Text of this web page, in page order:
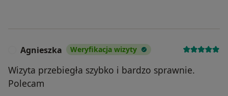
Agnieszka Weryfikacja wizyty
Wizyta przebiegła szybko i bardzo sprawnie.
Polecam